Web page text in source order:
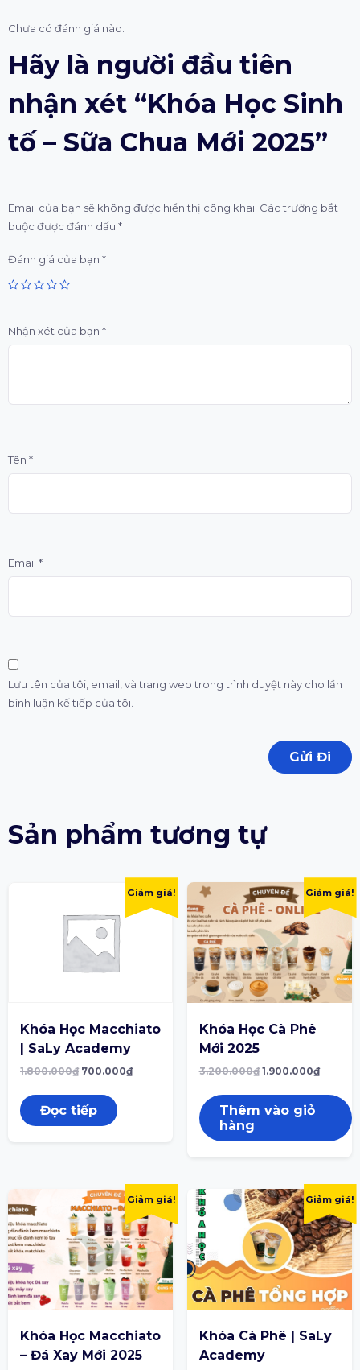
Chưa có đánh giá nào.
Hãy là người đầu tiên
nhận xét “Khóa Học Sinh
tố – Sữa Chua Mới 2025”
Email của bạn sẽ không được hiển thị công khai. Các trường bắt
buộc được đánh dấu *
Đánh giá của bạn *
Nhận xét của bạn *
Tên *
Email *
Lưu tên của tôi, email, và trang web trong trình duyệt này cho lần
bình luận kế tiếp của tôi.
Sản phẩm tương tự
Giảm giá!
Khóa Học Macchiato
| SaLy Academy
1.800.000₫ 700.000₫
Đọc tiếp
Giảm giá!
Khóa Học Cà Phê
Mới 2025
3.200.000₫ 1.900.000₫
Thêm vào giỏ
hàng
Giảm giá!
Khóa Học Macchiato
– Đá Xay Mới 2025
Giảm giá!
Khóa Cà Phê | SaLy
Academy